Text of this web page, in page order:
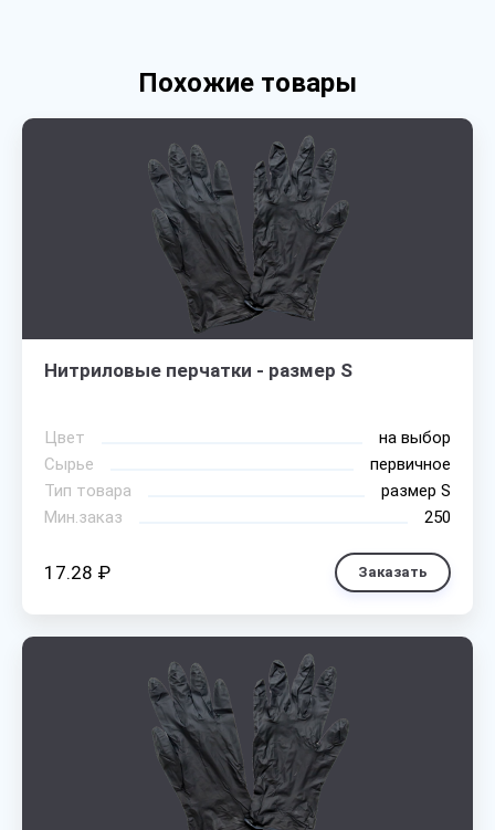
Похожие товары
Нитриловые перчатки - размер S
Цвет
на выбор
Сырье
первичное
Тип товара
размер S
Мин.заказ
250
17.28 ₽ Заказать